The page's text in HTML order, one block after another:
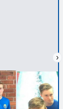
›